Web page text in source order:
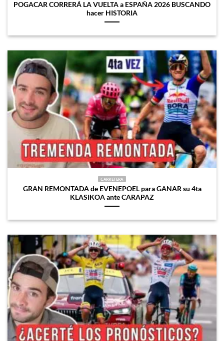
POGACAR CORRERÁ LA VUELTA a ESPAÑA 2026 BUSCANDO
hacer HISTORIA
CARRETERA
GRAN REMONTADA de EVENEPOEL para GANAR su 4ta
KLASIKOA ante CARAPAZ